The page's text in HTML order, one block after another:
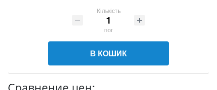
Кількість
пог
В КОШИК